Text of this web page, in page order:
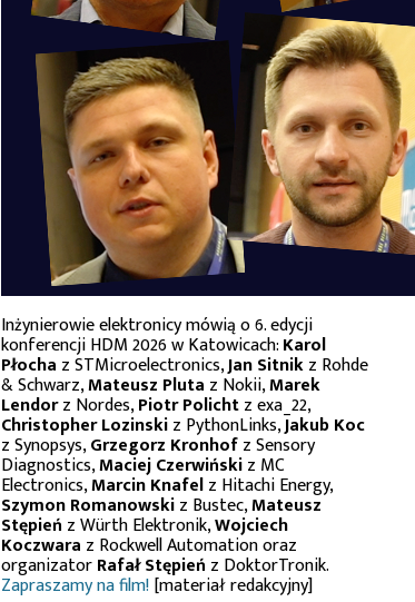
Inżynierowie elektronicy mówią o 6. edycji
konferencji HDM 2026 w Katowicach:Karol
Płocha z STMicroelectronics,Jan Sitnikz Rohde
& Schwarz,Mateusz Pluta z Nokii,Marek
Lendorz Nordes,Piotr Polichtz exa_22,
Christopher Lozinskiz PythonLinks,Jakub Koc
z Synopsys,Grzegorz Kronhofz Sensory
Diagnostics,Maciej Czerwińskiz MC
Electronics,Marcin Knafelz Hitachi Energy,
Szymon Romanowskiz Bustec,Mateusz
Stępień z Würth Elektronik,Wojciech
Koczwara z Rockwell Automation oraz
organizatorRafał Stępień z DoktorTronik.
Zapraszamy na film![materiał redakcyjny]